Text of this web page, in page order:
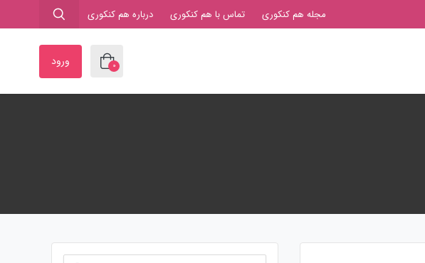
مجله هم کنکوری تماس با هم کنکوری درباره هم کنکوری
0 ورود